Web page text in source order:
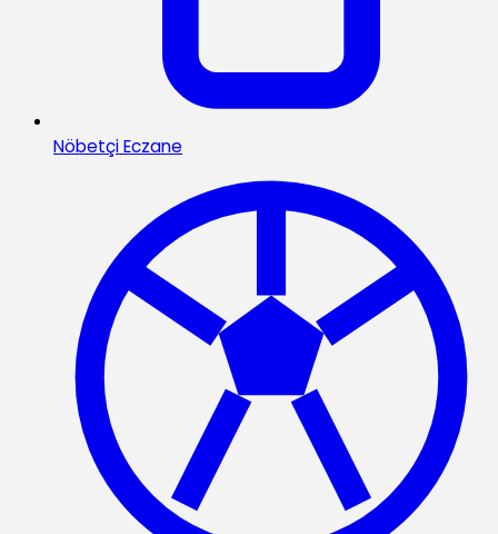
Nöbetçi Eczane